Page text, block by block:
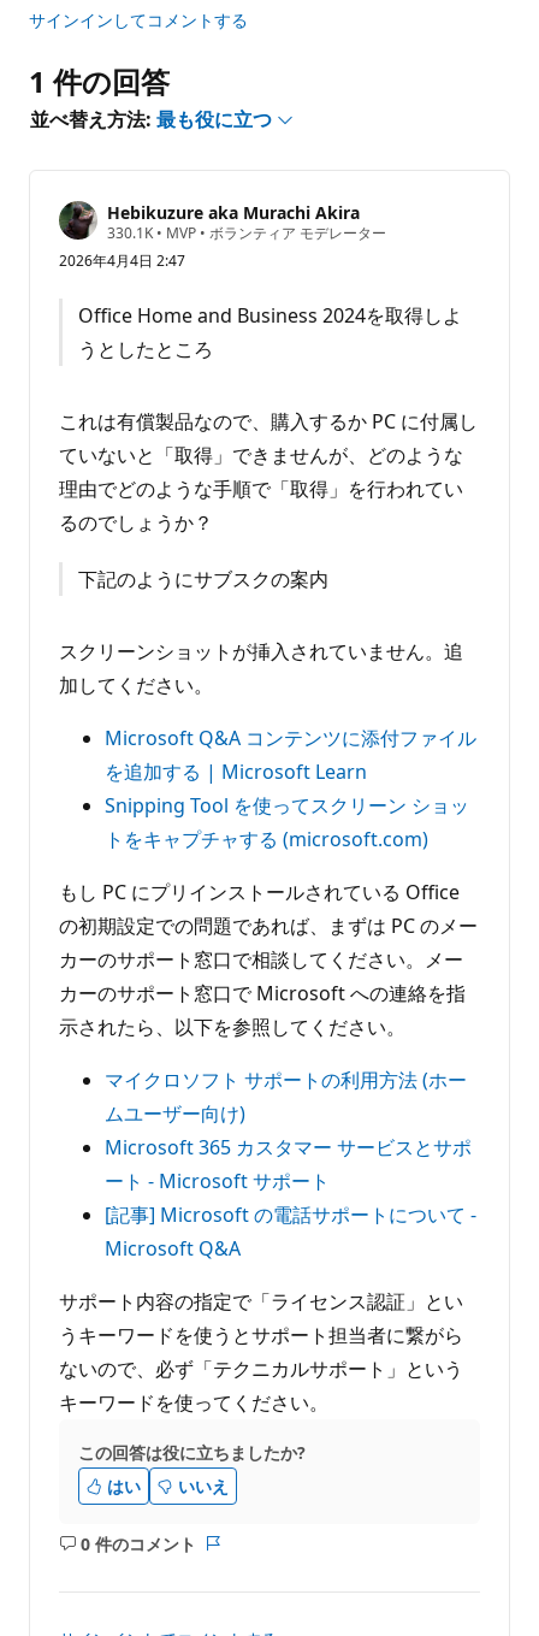
あ
ま
せ
ん
サインインしてコメントする
1 件の回答
並べ替え方法: 最も役に立つ
Hebikuzure aka Murachi Akira
330.1K 評
の
ン
ト
• MVP • ボランティア モデレーター
2026年4月4日 2:47
Office Home and Business 2024を取得しよ
うとしたところ
これは有償製品なので、購入するか PC に付属し
ていないと「取得」できませんが、どのような
理由でどのような手順で「取得」を行われてい
るのでしょうか？
下記のようにサブスクの案内
スクリーンショットが挿入されていません。追
加してください。
Microsoft Q&A コンテンツに添付ファイル
を追加する | Microsoft Learn
Snipping Tool を使ってスクリーン ショッ
トをキャプチャする (microsoft.com)
もし PC にプリインストールされている Office
の初期設定での問題であれば、まずは PC のメー
カーのサポート窓口で相談してください。メー
カーのサポート窓口で Microsoft への連絡を指
示されたら、以下を参照してください。
マイクロソフト サポートの利用方法 (ホー
ムユーザー向け)
Microsoft 365 カスタマー サービスとサポ
ート - Microsoft サポート
[記事] Microsoft の電話サポートについて -
Microsoft Q&A
サポート内容の指定で「ライセンス認証」とい
うキーワードを使うとサポート担当者に繋がら
ないので、必ず「テクニカルサポート」という
キーワードを使ってください。
この回答は役に立ちましたか?
はい
いいえ
0 件のコメント
コ
ト
ト